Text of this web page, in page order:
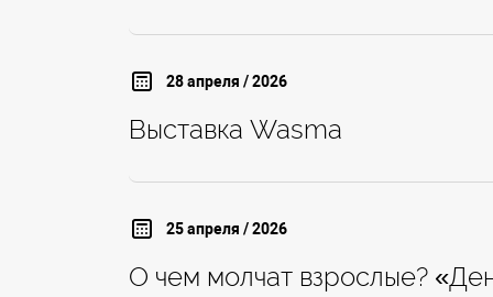
28 апреля / 2026
Выставка Wasma
25 апреля / 2026
О чем молчат взрослые?